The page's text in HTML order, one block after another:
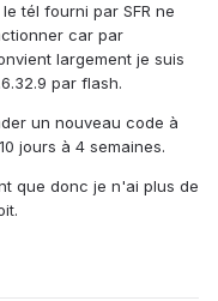
tél fourni par SFR ne
car par
largement je suis
par flash.
un nouveau code à
jours à 4 semaines.
que donc je n'ai plus de